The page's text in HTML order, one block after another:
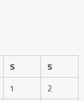
S
S
1
2